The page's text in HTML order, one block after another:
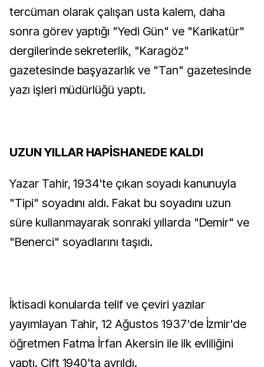
tercüman olarak çalışan usta kalem, daha
sonra görev yaptığı "Yedi Gün" ve "Karikatür"
dergilerinde sekreterlik, "Karagöz"
gazetesinde başyazarlık ve "Tan" gazetesinde
yazı işleri müdürlüğü yaptı.
UZUN YILLAR HAPİSHANEDE KALDI
Yazar Tahir, 1934'te çıkan soyadı kanunuyla
"Tipi" soyadını aldı. Fakat bu soyadını uzun
süre kullanmayarak sonraki yıllarda "Demir" ve
"Benerci" soyadlarını taşıdı.
İktisadi konularda telif ve çeviri yazılar
yayımlayan Tahir, 12 Ağustos 1937'de İzmir'de
öğretmen Fatma İrfan Akersin ile ilk evliliğini
yaptı. Çift 1940'ta ayrıldı.